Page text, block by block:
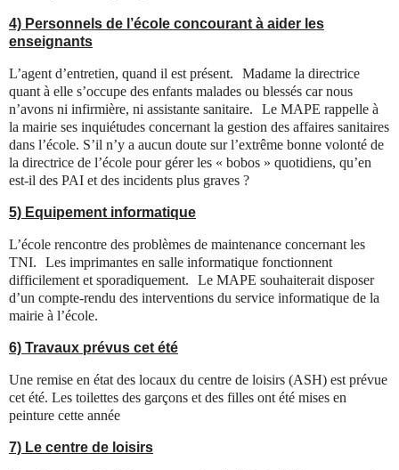
4) Personnels de l’école concourant à aider les
enseignants
L’agent d’entretien, quand il est présent. Madame la directrice
quant à elle s’occupe des enfants malades ou blessés car nous
n’avons ni infirmière, ni assistante sanitaire. Le MAPE rappelle à
la mairie ses inquiétudes concernant la gestion des affaires sanitaires
dans l’école. S’il n’y a aucun doute sur l’extrême bonne volonté de
la directrice de l’école pour gérer les « bobos » quotidiens, qu’en
est-il des PAI et des incidents plus graves ?
5) Equipement informatique
L’école rencontre des problèmes de maintenance concernant les
TNI. Les imprimantes en salle informatique fonctionnent
difficilement et sporadiquement. Le MAPE souhaiterait disposer
d’un compte-rendu des interventions du service informatique de la
mairie à l’école.
6) Travaux prévus cet été
Une remise en état des locaux du centre de loisirs (ASH) est prévue
cet été. Les toilettes des garçons et des filles ont été mises en
peinture cette année
7) Le centre de loisirs